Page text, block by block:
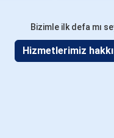
Bizimle ilk defa mı
Hizmetlerimiz